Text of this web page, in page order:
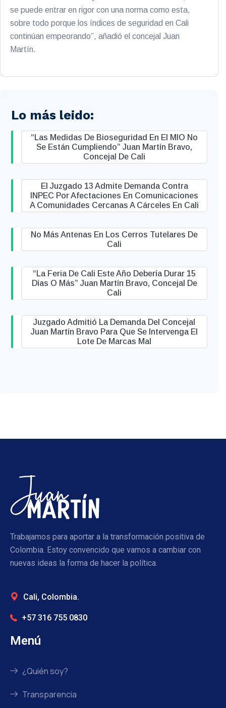
se puede entrar en rigor con una norma como esta,
sobre todo porque los índices de seguridad en Cali
continúan empeorando”, añadió el concejal Juan
Martín.
Lo más leido:
“Las Medidas De Bioseguridad En El MIO No
Se Están Cumpliendo” Juan Martín Bravo,
Concejal De Cali
El Juzgado 13 Admite Demanda Contra
INPEC Por Afectaciones En Comunicaciones
A Comunidades Cercanas A Cárceles En Cali
No Más Antenas En Los Cerros Tutelares De
Cali
“La Feria De Cali Este Año Debería Durar 15
Días O Más” Juan Martín Bravo, Concejal De
Cali
Juzgado Admitió La Demanda Del Concejal
Juan Martín Bravo Para Que Se Intervenga El
Lote De Marcas Mal
Trabajamos para aportar a la transformación positiva de
Colombia. Estoy convencido que vamos a cambiar con
nuevas ideas la forma de hacer la política.
Cali, Colombia.
+57 316 755 0830
Menú
¿Quién soy?
Transparencia